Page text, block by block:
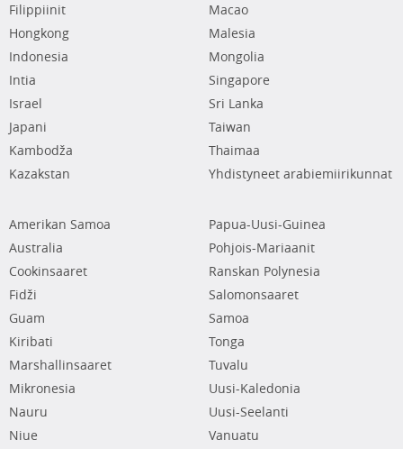
Filippiinit
Hongkong
Indonesia
Intia
Israel
Japani
Kambodža
Kazakstan
Macao
Malesia
Mongolia
Singapore
Sri Lanka
Taiwan
Thaimaa
Yhdistyneet arabiemiirikunnat
Amerikan Samoa
Australia
Cookinsaaret
Fidži
Guam
Kiribati
Marshallinsaaret
Mikronesia
Nauru
Niue
Papua-Uusi-Guinea
Pohjois-Mariaanit
Ranskan Polynesia
Salomonsaaret
Samoa
Tonga
Tuvalu
Uusi-Kaledonia
Uusi-Seelanti
Vanuatu